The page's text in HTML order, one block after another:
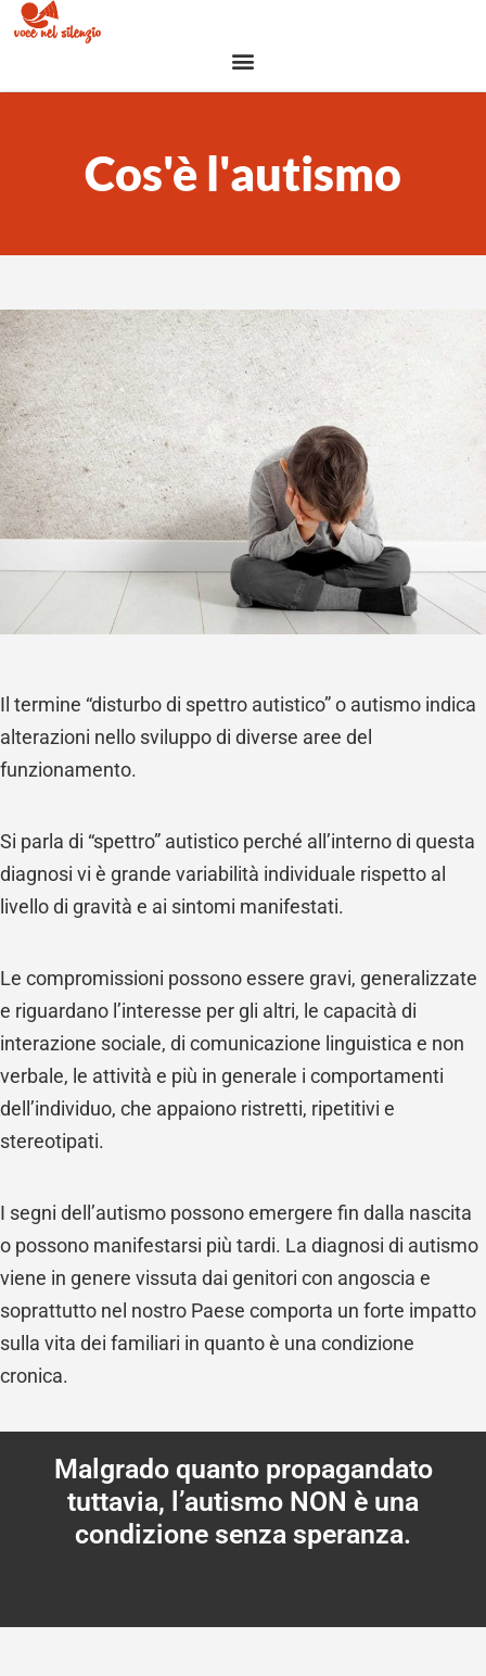
Cos'è l'autismo
Il termine “disturbo di spettro autistico” o autismo indica
alterazioni nello sviluppo di diverse aree del
funzionamento.
Si parla di “spettro” autistico perché all’interno di questa
diagnosi vi è grande variabilità individuale rispetto al
livello di gravità e ai sintomi manifestati.
Le compromissioni possono essere gravi, generalizzate
e riguardano l’interesse per gli altri, le capacità di
interazione sociale, di comunicazione linguistica e non
verbale, le attività e più in generale i comportamenti
dell’individuo, che appaiono ristretti, ripetitivi e
stereotipati.
I segni dell’autismo possono emergere fin dalla nascita
o possono manifestarsi più tardi. La diagnosi di autismo
viene in genere vissuta dai genitori con angoscia e
soprattutto nel nostro Paese comporta un forte impatto
sulla vita dei familiari in quanto è una condizione
cronica.
Malgrado quanto propagandato
tuttavia, l’autismo NON è una
condizione senza speranza.